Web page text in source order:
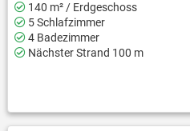
140 m² / Erdgeschoss
5 Schlafzimmer
4 Badezimmer
Nächster Strand 100 m